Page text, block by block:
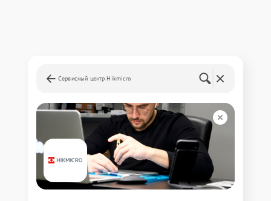
Сервисный центр Hikmicro